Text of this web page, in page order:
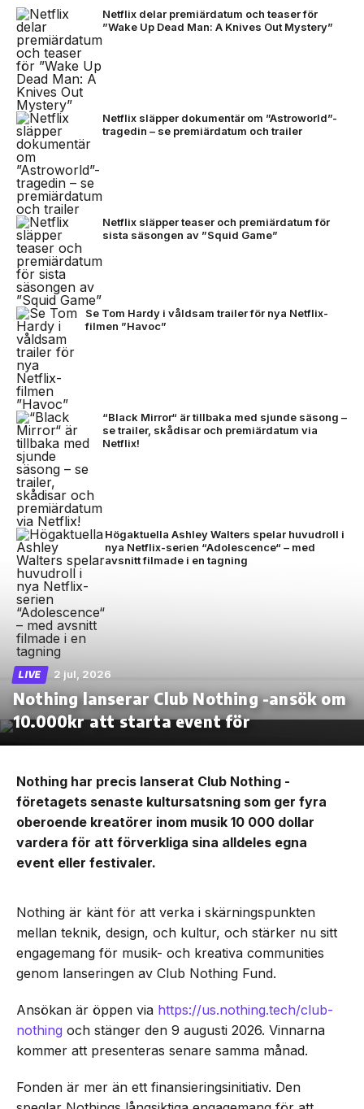
Netflix delar premiärdatum och teaser för
”Wake Up Dead Man: A Knives Out Mystery”
Netflix släpper dokumentär om ”Astroworld”-
tragedin – se premiärdatum och trailer
Netflix släpper teaser och premiärdatum för
sista säsongen av ”Squid Game”
Se Tom Hardy i våldsam trailer för nya Netflix-
filmen ”Havoc”
“Black Mirror“ är tillbaka med sjunde säsong –
se trailer, skådisar och premiärdatum via
Netflix!
Högaktuella Ashley Walters spelar huvudroll i
nya Netflix-serien “Adolescence“ – med
avsnitt filmade i en tagning
LIVE 2 jul, 2026
Nothing lanserar Club Nothing -ansök om
10.000kr att starta event för
Nothing har precis lanserat Club Nothing -
företagets senaste kultursatsning som ger fyra
oberoende kreatörer inom musik 10 000 dollar
vardera för att förverkliga sina alldeles egna
event eller festivaler.
Nothing är känt för att verka i skärningspunkten
mellan teknik, design, och kultur, och stärker nu sitt
engagemang för musik- och kreativa communities
genom lanseringen av Club Nothing Fund.
Ansökan är öppen via https://us.nothing.tech/club-
nothing och stänger den 9 augusti 2026. Vinnarna
kommer att presenteras senare samma månad.
Fonden är mer än ett finansieringsinitiativ. Den